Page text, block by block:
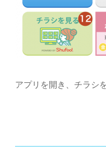
アプリを開き、チラシ